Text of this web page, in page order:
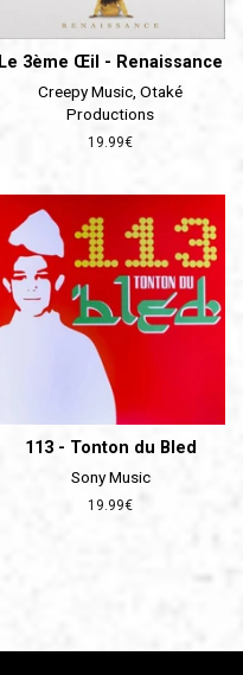
Le 3ème Œil - Renaissance
Creepy Music, Otaké
Productions
Prix
19.99€
113 - Tonton du Bled
Sony Music
Prix
19.99€